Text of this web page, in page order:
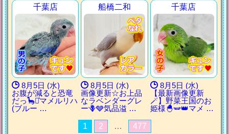
千葉店
8月5日 (水)
お腹が減ると恐竜
だっ🦕⋆͛マメルリハ
(ブルー …
船橋二和
8月5日 (水)
画像更新☆お上品
なラベンダーグレ
ー🪻🩶気品溢 …
千葉店
8月5日 (水)
【最新画像更新
🪄】野菜王国のお
姫様🐣🫛👑マメ …
1 2 … 477